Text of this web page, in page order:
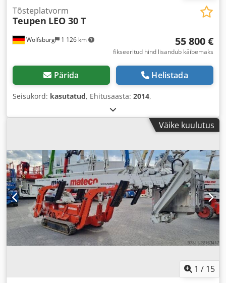
Wolfsburg 1 126 km
Tõsteplatvorm
Teupen LEO 30 T
55 800 €
fikseeritud hind lisandub käibemaks
Pärida Helistada
Seisukord: kasutatud, Ehitusaasta: 2014,
Väike kuulutus
1 / 15